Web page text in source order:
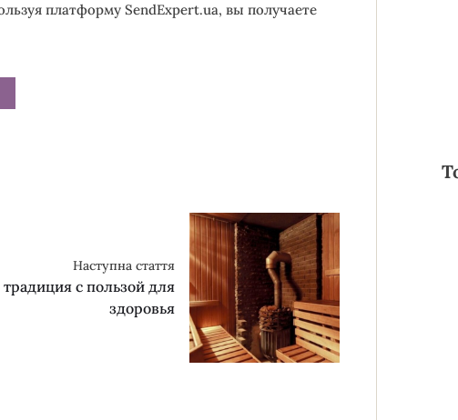
платформу SendExpert.ua, вы получаете
Наступна стаття
с пользой для
здоровья